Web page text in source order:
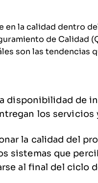
en la calidad dentro
de Calidad
son las tendencias
disponibilidad de
los servicios
la calidad del
sistemas que
al final del ciclo